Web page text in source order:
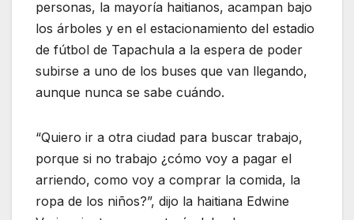
personas, la mayoría haitianos, acampan bajo
los árboles y en el estacionamiento del estadio
de fútbol de Tapachula a la espera de poder
subirse a uno de los buses que van llegando,
aunque nunca se sabe cuándo.
“Quiero ir a otra ciudad para buscar trabajo,
porque si no trabajo ¿cómo voy a pagar el
arriendo, como voy a comprar la comida, la
ropa de los niños?”, dijo la haitiana Edwine